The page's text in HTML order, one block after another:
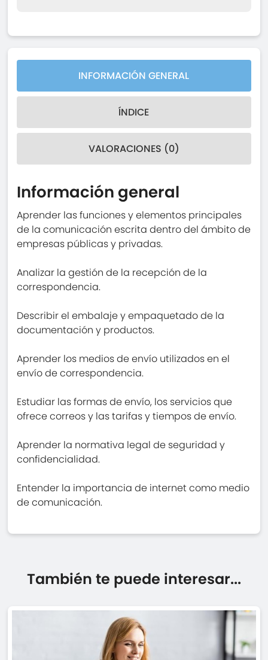
INFORMACIÓN GENERAL
ÍNDICE
VALORACIONES (0)
Información general
Aprender las funciones y elementos principales
de la comunicación escrita dentro del ámbito de
empresas públicas y privadas.
Analizar la gestión de la recepción de la
correspondencia.
Describir el embalaje y empaquetado de la
documentación y productos.
Aprender los medios de envío utilizados en el
envío de correspondencia.
Estudiar las formas de envío, los servicios que
ofrece correos y las tarifas y tiempos de envío.
Aprender la normativa legal de seguridad y
confidencialidad.
Entender la importancia de internet como medio
de comunicación.
También te puede interesar...